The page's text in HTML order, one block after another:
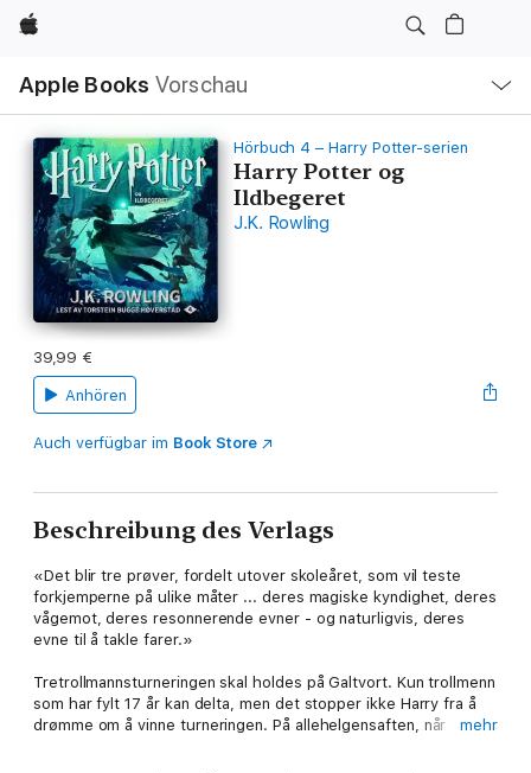
Apple
Apple Books Vorschau
Navigation
Menü
öffnen
Hörbuch 4 – Harry Potter-serien
Harry Potter og
Ildbegeret
J.K. Rowling
39,99 €
Anhören
Auch verfügbar im Book Store
Beschreibung des Verlags
«Det blir tre prøver, fordelt utover skoleåret, som vil teste
forkjemperne på ulike måter ... deres magiske kyndighet, deres
vågemot, deres resonnerende evner - og naturligvis, deres
evne til å takle farer.»
Tretrollmannsturneringen skal holdes på Galtvort. Kun trollmenn
som har fylt 17 år kan delta, men det stopper ikke Harry fra å
drømme om å vinne turneringen. På allehelgensaften, når
mehr